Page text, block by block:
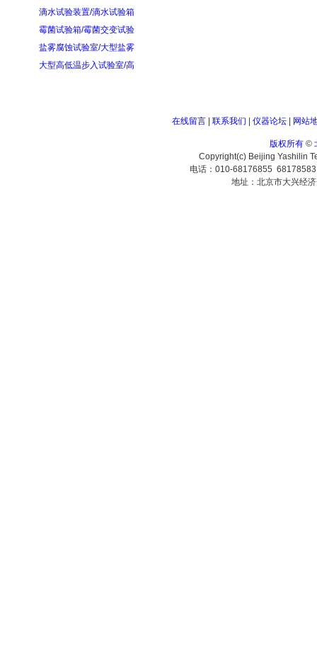
滴水试验装置/滴水试验箱
霉菌试验箱/霉菌交变试验
盐雾腐蚀试验室/大型盐雾
大型高低温步入试验室/高
在线留言| 联系我们 仪器论坛| 网站
版权所有©
Copyright(c) Beijing Yashilin
电话：010-68176855
地址：北京市大兴经